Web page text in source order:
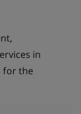
in
for the